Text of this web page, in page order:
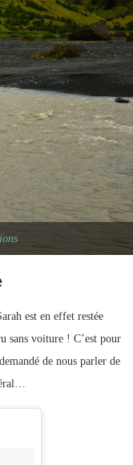
est en effet restée
sans voiture ! C’est pour
de nous parler de